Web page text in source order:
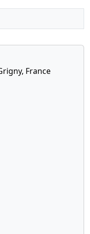
générale
anciennement
France